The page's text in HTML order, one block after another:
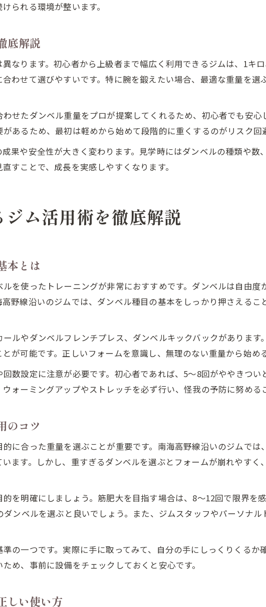
られる環境が整います。
底解説
なります。初心者から上級者まで幅広く利用できるジムは、1キ
わせて選びやすいです。特に腕を鍛えたい場合、最適な重量を
せたダンベル重量をプロが提案してくれるため、初心者でも安
あるため、最初は軽めから始めて段階的に重くするのがリスク回
果や安全性が大きく変わります。見学時にはダンベルの種類や
すことで、成長を実感しやすくなります。
ム活用術を徹底解説
本とは
を使ったトレーニングが非常におすすめです。ダンベルは自由
野線沿いのジムでは、ダンベル種目の基本をしっかり押さえるこ
ルやダンベルフレンチプレス、ダンベルキックバックがあります
が可能です。正しいフォームを意識し、無理のない重量から始め
数設定に注意が必要です。初心者であれば、5〜8回がややきつ
ォーミングアップやストレッチを必ず行い、怪我の予防に努める
のコツ
に合った重量を選ぶことが重要です。南海高野線沿いのジムで
ます。しかし、重すぎるダンベルを選ぶとフォームが崩れやす
を明確にしましょう。筋肥大を目指す場合は、8〜12回で限界を
ンベルを選ぶと良いでしょう。また、ジムスタッフやパーソナ
の一つです。実際に手に取ってみて、自分の手にしっくりくるか
め、事前に設備をチェックしておくと安心です。
しい使い方